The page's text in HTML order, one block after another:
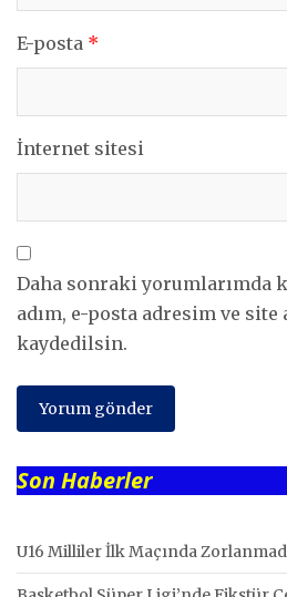
E-posta *
İnternet sitesi
Daha sonraki yorumlarımda
adım, e-posta adresim ve site
kaydedilsin.
Son Haberler
U16 Milliler İlk Maçında